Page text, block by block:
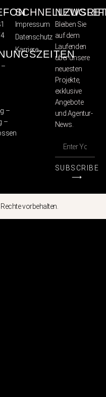
–
–
–
Impressum
Datenschutz
Karriere
Bleiben Sie
auf dem
Laufenden
über unsere
neuesten
Projekte,
exklusive
Angebote
und Agentur-
News.
SUBSCRIBE
⟶
vorbehalten.